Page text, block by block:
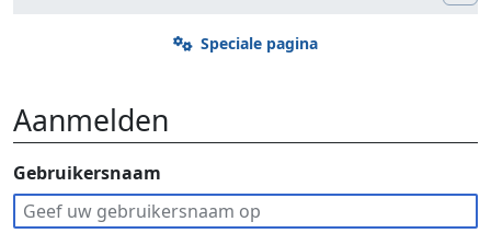
Speciale pagina
Aanmelden
Ga naar:navigatie,
Gebruikersnaam